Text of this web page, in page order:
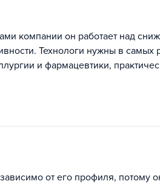
компании он работает над
Технологи нужны в самых
и фармацевтики,
от его профиля, потому